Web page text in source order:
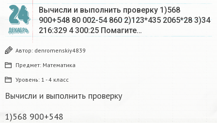
24
ДЕКАБРЬ
Вычисли и выполнить проверку 1)568
900+548 80 002-54 860 2)123*435 2065*28 3)34
216:329 4 300:25 Помагите…
Автор: denromenskiy4839
Предмет: Математика
Уровень: 1 - 4 класс
Вычисли и выполнить проверку
1)568 900+548